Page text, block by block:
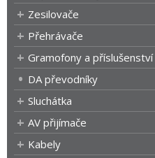
Zesilovače
Přehrávače
Gramofony a příslušenství
DA převodníky
Sluchátka
AV přijímače
Kabely